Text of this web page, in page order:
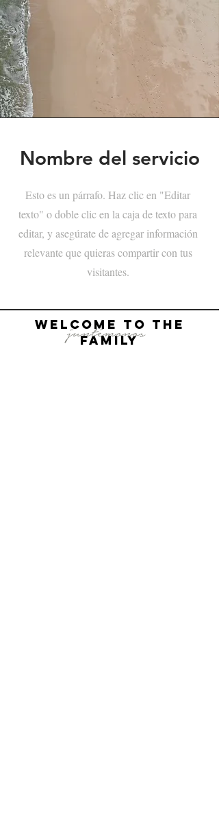
Nombre del servicio
Esto es un párrafo. Haz clic en "Editar
texto" o doble clic en la caja de texto para
editar, y asegúrate de agregar información
relevante que quieras compartir con tus
visitantes.
welcome to the
FAMILy
juntémonos